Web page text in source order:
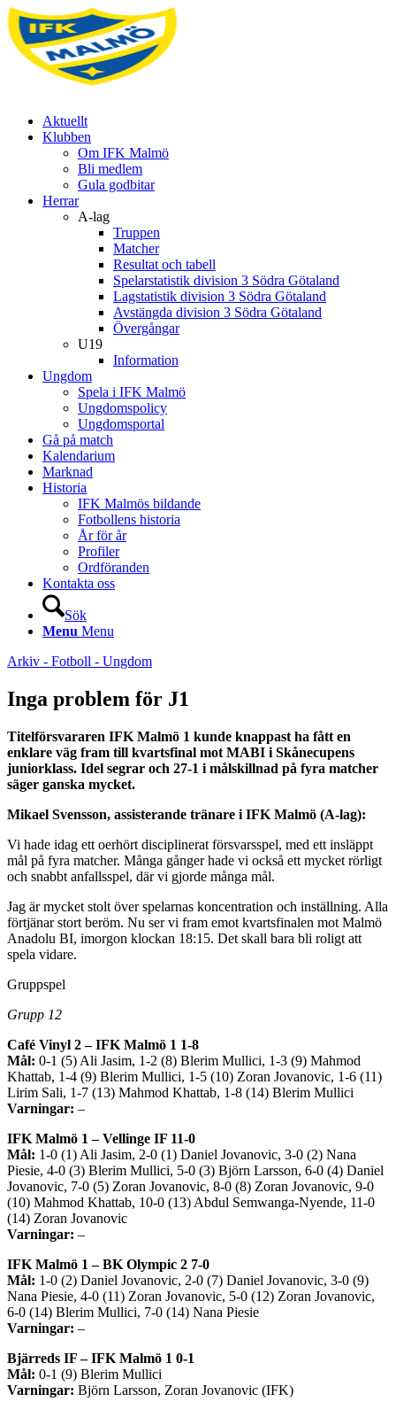
Aktuellt
Klubben
Om IFK Malmö
Bli medlem
Gula godbitar
Herrar
A-lag
Truppen
Matcher
Resultat och tabell
Spelarstatistik division 3 Södra Götaland
Lagstatistik division 3 Södra Götaland
Avstängda division 3 Södra Götaland
Övergångar
U19
Information
Ungdom
Spela i IFK Malmö
Ungdomspolicy
Ungdomsportal
Gå på match
Kalendarium
Marknad
Historia
IFK Malmös bildande
Fotbollens historia
År för år
Profiler
Ordföranden
Kontakta oss
Sök
Menu Menu
Arkiv - Fotboll - Ungdom
Inga problem för J1
Titelförsvararen IFK Malmö 1 kunde knappast ha fått en
enklare väg fram till kvartsfinal mot MABI i Skånecupens
juniorklass. Idel segrar och 27-1 i målskillnad på fyra matcher
säger ganska mycket.
Mikael Svensson, assisterande tränare i IFK Malmö (A-lag):
Vi hade idag ett oerhört disciplinerat försvarsspel, med ett insläppt
mål på fyra matcher. Många gånger hade vi också ett mycket rörligt
och snabbt anfallsspel, där vi gjorde många mål.
Jag är mycket stolt över spelarnas koncentration och inställning. Alla
förtjänar stort beröm. Nu ser vi fram emot kvartsfinalen mot Malmö
Anadolu BI, imorgon klockan 18:15. Det skall bara bli roligt att
spela vidare.
Gruppspel
Grupp 12
Café Vinyl 2 – IFK Malmö 1 1-8
Mål: 0-1 (5) Ali Jasim, 1-2 (8) Blerim Mullici, 1-3 (9) Mahmod
Khattab, 1-4 (9) Blerim Mullici, 1-5 (10) Zoran Jovanovic, 1-6 (11)
Lirim Sali, 1-7 (13) Mahmod Khattab, 1-8 (14) Blerim Mullici
Varningar: –
IFK Malmö 1 – Vellinge IF 11-0
Mål: 1-0 (1) Ali Jasim, 2-0 (1) Daniel Jovanovic, 3-0 (2) Nana
Piesie, 4-0 (3) Blerim Mullici, 5-0 (3) Björn Larsson, 6-0 (4) Daniel
Jovanovic, 7-0 (5) Zoran Jovanovic, 8-0 (8) Zoran Jovanovic, 9-0
(10) Mahmod Khattab, 10-0 (13) Abdul Semwanga-Nyende, 11-0
(14) Zoran Jovanovic
Varningar: –
IFK Malmö 1 – BK Olympic 2 7-0
Mål: 1-0 (2) Daniel Jovanovic, 2-0 (7) Daniel Jovanovic, 3-0 (9)
Nana Piesie, 4-0 (11) Zoran Jovanovic, 5-0 (12) Zoran Jovanovic,
6-0 (14) Blerim Mullici, 7-0 (14) Nana Piesie
Varningar: –
Bjärreds IF – IFK Malmö 1 0-1
Mål: 0-1 (9) Blerim Mullici
Varningar: Björn Larsson, Zoran Jovanovic (IFK)